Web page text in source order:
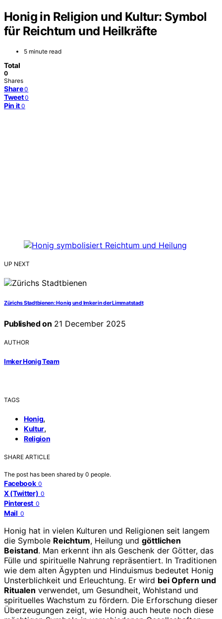
Honig in Religion und Kultur: Symbol
für Reichtum und Heilkräfte
5 minute read
Total
0
Shares
Share 0
Tweet 0
Pin it 0
UP NEXT
Zürichs Stadtbienen: Honig und Imker in der Limmatstadt
Published on 21 December 2025
AUTHOR
Imker Honig Team
TAGS
Honig,
Kultur,
Religion
SHARE ARTICLE
The post has been shared by 0 people.
Facebook 0
X (Twitter) 0
Pinterest 0
Mail 0
Honig hat in vielen Kulturen und Religionen seit langem
die Symbole Reichtum, Heilung und göttlichen
Beistand. Man erkennt ihn als Geschenk der Götter, das
Fülle und spirituelle Nahrung repräsentiert. In Traditionen
wie dem alten Ägypten und Hinduismus bedeutet Honig
Unsterblichkeit und Erleuchtung. Er wird bei Opfern und
Ritualen verwendet, um Gesundheit, Wohlstand und
spirituelles Wachstum zu fördern. Die Erforschung dieser
Überzeugungen zeigt, wie Honig auch heute noch diese